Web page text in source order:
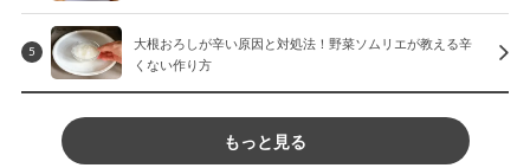
5
大根おろしが辛い原因と対処法！野菜ソムリエが教える辛
くない作り方
もっと見る